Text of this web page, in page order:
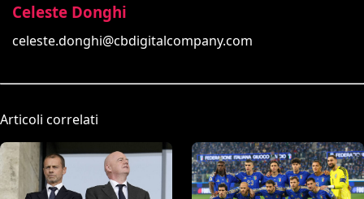
Celeste Donghi
celeste.donghi@cbdigitalcompany.com
Articoli correlati